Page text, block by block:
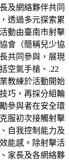
及網絡夥伴共同
透過多元探索累
動由臺南市射擊
會（簡稱兒少協
共同參與，展現
空氣手槍、.22
教練於活動開始
巧，再採分組輪
參與者在安全環
服初次接觸射擊
自我控制能力及
能感。除射擊活
家長及各網絡夥